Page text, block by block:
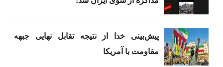
پیش‌بینی خدا از نتیجه تقابل نهایی جبهه
مقاومت با آمریکا